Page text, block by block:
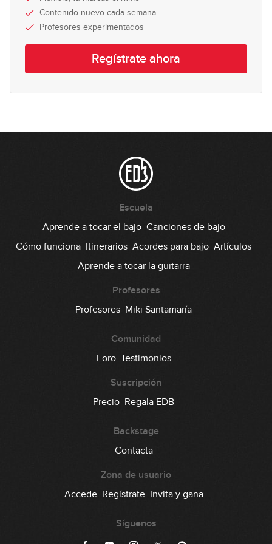
16
Uso avanzado de la pentatónica
(práctica)
Contenido nuevo cada semana
Profesores experimentados
Regístrate ahora
Escuela
Aprende a tocar el bajo Canciones de bajo
Cómo funciona Itinerarios Acordes para bajo Artículos
Aprende a tocar la guitarra
Profesores
Profesores Miki Santamaría
Comunidad
Foro Testimonios
Suscripción
Precio Regala EDB
Backstage
Contacta
Zona de usuario
Accede Regístrate Invita y gana
Síguenos